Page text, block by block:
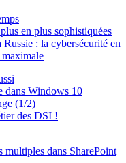
en plus sophistiquées
: la cybersécurité en
dans Windows 10
(1/2)
des DSI !
multiples dans SharePoint